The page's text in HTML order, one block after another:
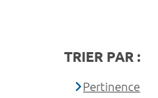
TRIER PAR :
Pertinence